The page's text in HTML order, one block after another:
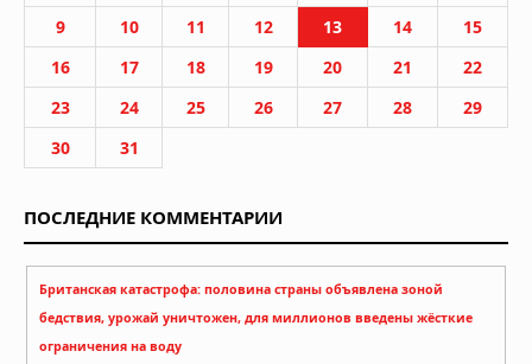
9
10 11 12 13 14
15
16
17 18 19 20 21
22
23
24 25 26 27 28
29
30
31
ПОСЛЕДНИЕ КОММЕНТАРИИ
Британская катастрофа: половина страны объявлена зоной
бедствия, урожай уничтожен, для миллионов введены жёсткие
ограничения на воду